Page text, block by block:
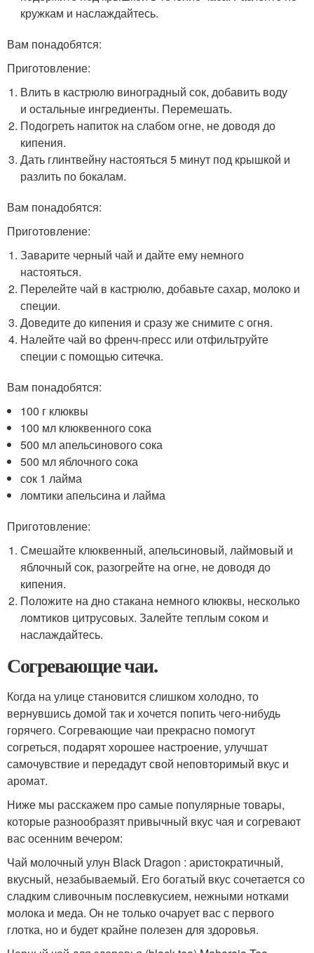
кружкам и наслаждайтесь.
Вам понадобятся:
Приготовление:
Влить в кастрюлю виноградный сок, добавить воду
и остальные ингредиенты. Перемешать.
Подогреть напиток на слабом огне, не доводя до
кипения.
Дать глинтвейну настояться 5 минут под крышкой и
разлить по бокалам.
Вам понадобятся:
Приготовление:
Заварите черный чай и дайте ему немного
настояться.
Перелейте чай в кастрюлю, добавьте сахар, молоко и
специи.
Доведите до кипения и сразу же снимите с огня.
Налейте чай во френч-пресс или отфильтруйте
специи с помощью ситечка.
Вам понадобятся:
100 г клюквы
100 мл клюквенного сока
500 мл апельсинового сока
500 мл яблочного сока
сок 1 лайма
ломтики апельсина и лайма
Приготовление:
Смешайте клюквенный, апельсиновый, лаймовый и
яблочный сок, разогрейте на огне, не доводя до
кипения.
Положите на дно стакана немного клюквы, несколько
ломтиков цитрусовых. Залейте теплым соком и
наслаждайтесь.
Согревающие чаи.
Когда на улице становится слишком холодно, то
вернувшись домой так и хочется попить чего-нибудь
горячего. Согревающие чаи прекрасно помогут
согреться, подарят хорошее настроение, улучшат
самочувствие и передадут свой неповторимый вкус и
аромат.
Ниже мы расскажем про самые популярные товары,
которые разнообразят привычный вкус чая и согревают
вас осенним вечером:
Чай молочный улун Black Dragon : аристократичный,
вкусный, незабываемый. Его богатый вкус сочетается со
сладким сливочным послевкусием, нежными нотками
молока и меда. Он не только очарует вас с первого
глотка, но и будет крайне полезен для здоровья.